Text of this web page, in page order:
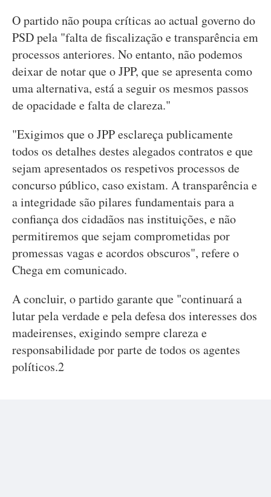
O partido não poupa críticas ao actual governo do
PSD pela "falta de fiscalização e transparência em
processos anteriores. No entanto, não podemos
deixar de notar que o JPP, que se apresenta como
uma alternativa, está a seguir os mesmos passos
de opacidade e falta de clareza."
"Exigimos que o JPP esclareça publicamente
todos os detalhes destes alegados contratos e que
sejam apresentados os respetivos processos de
concurso público, caso existam. A transparência e
a integridade são pilares fundamentais para a
confiança dos cidadãos nas instituições, e não
permitiremos que sejam comprometidas por
promessas vagas e acordos obscuros", refere o
Chega em comunicado.
A concluir, o partido garante que "continuará a
lutar pela verdade e pela defesa dos interesses dos
madeirenses, exigindo sempre clareza e
responsabilidade por parte de todos os agentes
políticos.2